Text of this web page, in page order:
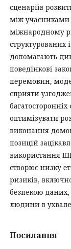
сценаріїв
між учасниками
міжнародному
структурованих
допомагають
поведінкові
перемовин,
сприяти
оптимізувати
виконання
позицій
використання
створює низку
ризиків,
безпекою даних,
людини в
Посилання